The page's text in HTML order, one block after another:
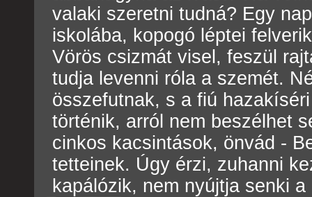
valaki szeretni tudná? Egy
iskolába, kopogó léptei
Vörös csizmát visel, feszül
tudja levenni róla a szemét.
összefutnak, s a fiú
történik, arról nem beszélhet
cinkos kacsintások, önvád -
tetteinek. Úgy érzi, zuhanni
kapálózik, nem nyújtja senki a